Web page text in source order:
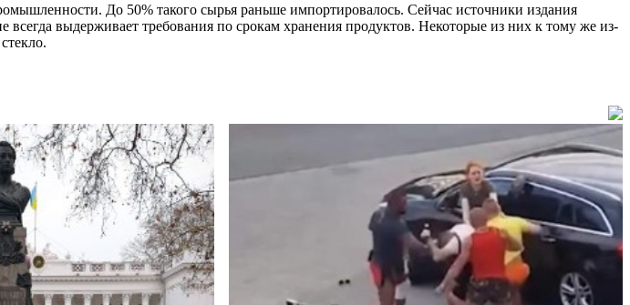
До 50% такого сырья раньше импортировалось. Сейчас источники издания
всегда выдерживает требования по срокам хранения продуктов. Некоторые из них к тому же из-